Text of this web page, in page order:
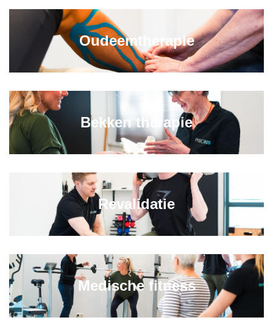
Oudeemtherapie
Bekken therapie
Revalidatie
Medische fitness